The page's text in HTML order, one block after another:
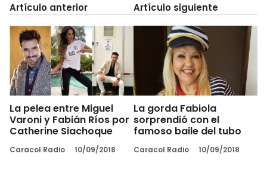
Artículo anterior
La pelea entre Miguel
Varoni y Fabián Ríos por
Catherine Siachoque
Caracol Radio 10/09/2018
Artículo siguiente
La gorda Fabiola
sorprendió con el
famoso baile del tubo
Caracol Radio 10/09/2018